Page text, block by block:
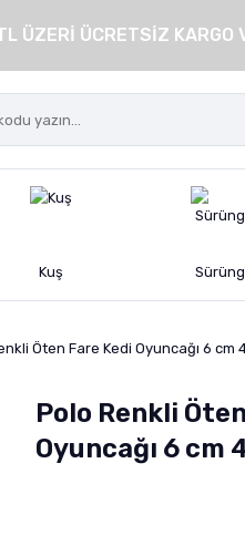
ÜZERİ ÜCRETSİZ
Kuş
Öten Fare Kedi Oyuncağı 6 cm
Polo Renkli
Oyuncağı 6 cm